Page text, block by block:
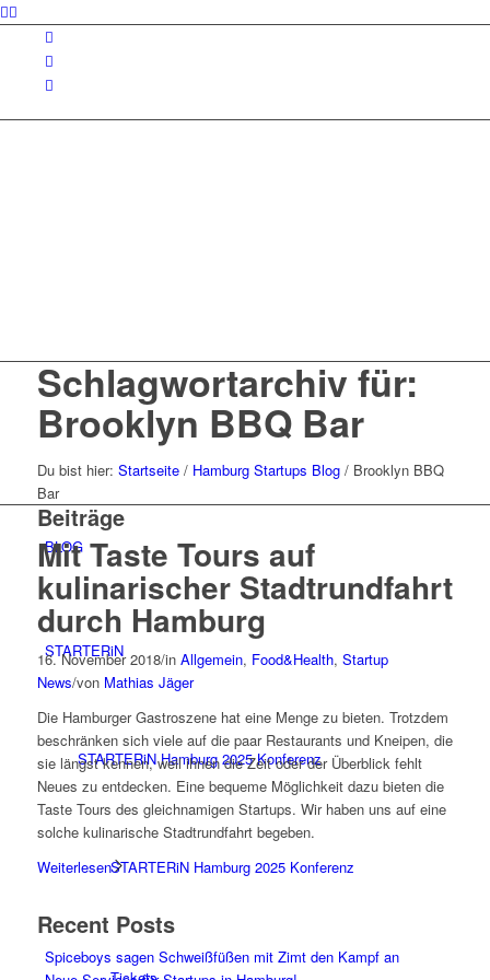
BLOG
STARTERiN
STARTERiN Hamburg 2025 Konferenz
STARTERiN Hamburg 2025 Konferenz
Schlagwortarchiv für:
Brooklyn BBQ Bar
Du bist hier: Startseite / Hamburg Startups Blog / Brooklyn BBQ
Bar
Beiträge
Mit Taste Tours auf
kulinarischer Stadtrundfahrt
durch Hamburg
16. November 2018/in Allgemein, Food&Health, Startup
News/von Mathias Jäger
Die Hamburger Gastroszene hat eine Menge zu bieten. Trotzdem
beschränken sich viele auf die paar Restaurants und Kneipen, die
sie längst kennen, weil ihnen die Zeit oder der Überblick fehlt
Neues zu entdecken. Eine bequeme Möglichkeit dazu bieten die
Taste Tours des gleichnamigen Startups. Wir haben uns auf eine
solche kulinarische Stadtrundfahrt begeben.
Weiterlesen
Recent Posts
Spiceboys sagen Schweißfüßen mit Zimt den Kampf an